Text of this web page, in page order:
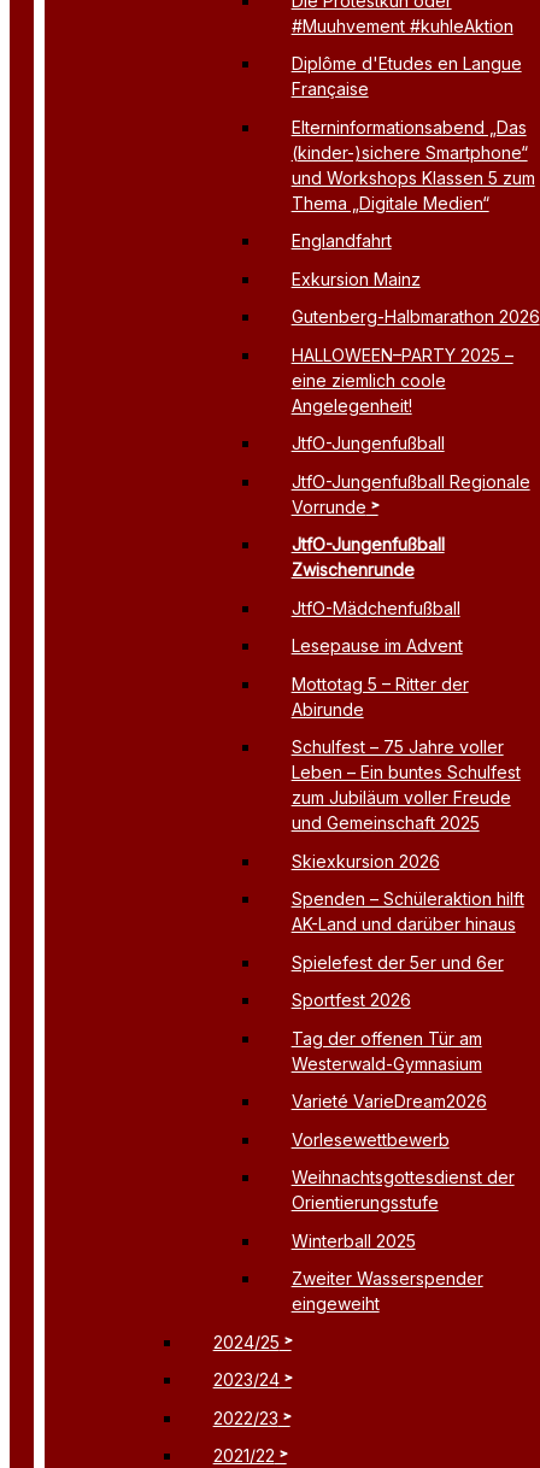
#Muuhvement #kuhleAktion
Diplôme d'Etudes en Langue
Française
Elterninformationsabend „Das
(kinder-)sichere Smartphone“
und Workshops Klassen 5 zum
Thema „Digitale Medien“
Englandfahrt
Exkursion Mainz
Gutenberg-Halbmarathon 2026
HALLOWEEN–PARTY 2025 –
eine ziemlich coole
Angelegenheit!
JtfO-Jungenfußball
JtfO-Jungenfußball Regionale
Vorrunde
JtfO-Jungenfußball
Zwischenrunde
JtfO-Mädchenfußball
Lesepause im Advent
Mottotag 5 – Ritter der
Abirunde
Schulfest – 75 Jahre voller
Leben – Ein buntes Schulfest
zum Jubiläum voller Freude
und Gemeinschaft 2025
Skiexkursion 2026
Spenden – Schüleraktion hilft
AK-Land und darüber hinaus
Spielefest der 5er und 6er
Sportfest 2026
Tag der offenen Tür am
Westerwald-Gymnasium
Varieté VarieDream2026
Vorlesewettbewerb
Weihnachtsgottesdienst der
Orientierungsstufe
Winterball 2025
Zweiter Wasserspender
eingeweiht
2024/25
2023/24
2022/23
2021/22